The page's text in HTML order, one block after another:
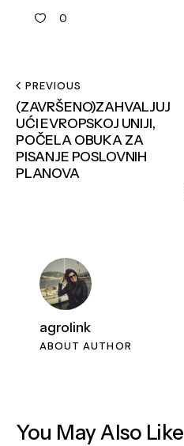
0
PREVIOUS
(ZAVRŠENO)ZAHVALJUJ
UĆI EVROPSKOJ UNIJI,
POČELA OBUKA ZA
PISANJE POSLOVNIH
PLANOVA
agrolink
ABOUT AUTHOR
You May Also Like